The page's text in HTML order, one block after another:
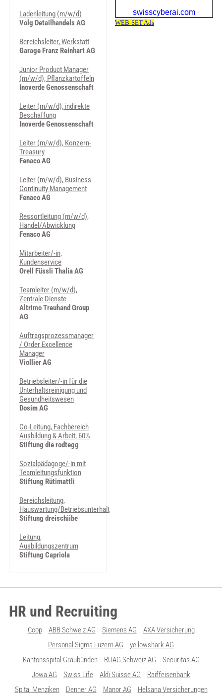
Ladenleitung (m/w/d)
Volg Detailhandels AG
Bereichsleiter, Werkstatt
Garage Franz Reinhart AG
Junior Product Manager
(m/w/d), Pflanzkartoffeln
Inoverde Genossenschaft
Leiter (m/w/d), indirekte
Beschaffung
Inoverde Genossenschaft
Leiter (m/w/d), Konzern-
Treasury
Fenaco AG
Leiter (m/w/d), Business
Continuity Management
Fenaco AG
Ressortleitung (m/w/d),
Handel/Abwicklung
Fenaco AG
Mitarbeiter/-in,
Kundenservice
Orell Füssli Thalia AG
Teamleiter (m/w/d),
Zentrale Dienste
Altrimo Treuhand Group
AG
Auftragsprozessmanager
/ Order Excellence
Manager
Viollier AG
Betriebsleiter/-in für die
Unterhaltsreinigung und
Gesundheitswesen
Dosim AG
Co-Leitung, Fachbereich
Ausbildung & Arbeit, 60%
Stiftung die rodtegg
Sozialpädagoge/-in mit
Teamleitungsfunktion
Stiftung Rütimattli
Bereichsleitung,
Hauswartung/Betriebsunterhalt
Stiftung dreischiibe
Leitung,
Ausbildungszentrum
Stiftung Capriola
HR und Recruiting
Coop ABB Schweiz AG Siemens AG
AXA Versicherung
Personal Sigma Luzern AG
yellowshark AG
Kantonsspital Graubünden
RUAG Schweiz AG
Securitas AG
Jowa AG
Swiss Life Aldi Suisse AG
Raiffeisenbank
Spital Menziken
Denner AG Manor AG Helsana Versicherungen